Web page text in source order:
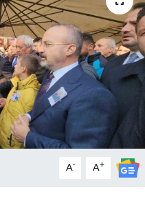
A- A+